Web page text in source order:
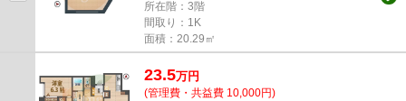
所在階：3階
間取り：1K
面積：20.29㎡
23.5万円
(管理費・共益費 10,000円)